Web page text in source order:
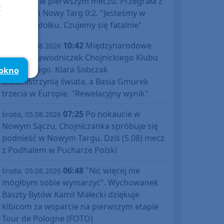
Podhalem Nowy Targ 0:2. "Jesteśmy w
totalnym dołku. Czujemy się fatalnie"
środa, 05.08.2026 10:42 Międzynarodowe
sukcesy zawodniczek Chojnickiego Klubu
Żeglarskiego. Klara Sobczak
wicemistrzynią świata, a Basia Gmurek
trzecia w Europie. "Rewelacyjny wynik"
środa, 05.08.2026 07:25 Po nokaucie w
Nowym Sączu, Chojniczanka spróbuje się
podnieść w Nowym Targu. Dziś (5.08) mecz
z Podhalem w Pucharze Polski
środa, 05.08.2026 06:48 "Nic więcej nie
mógłbym sobie wymarzyć". Wychowanek
Baszty Bytów Kamil Małecki dziękuje
kibicom za wsparcie na pierwszym etapie
Tour de Pologne (FOTO)